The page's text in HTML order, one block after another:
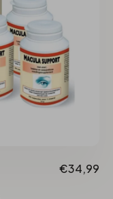
€34,99